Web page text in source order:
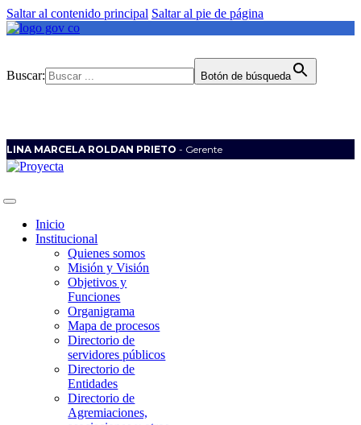
Saltar al contenido principal Saltar al pie de página
Buscar: Botón de búsqueda
LINA MARCELA ROLDAN PRIETO - Gerente
Inicio
Institucional
Quienes somos
Misión y Visión
Objetivos y
Funciones
Organigrama
Mapa de procesos
Directorio de
servidores públicos
Directorio de
Entidades
Directorio de
Agremiaciones,